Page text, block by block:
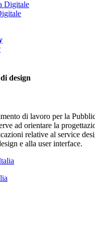
design
di lavoro per la
ad orientare la
relative al service
e alla user interface.